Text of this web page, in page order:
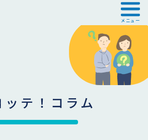
メニュー
ッテ！コラム